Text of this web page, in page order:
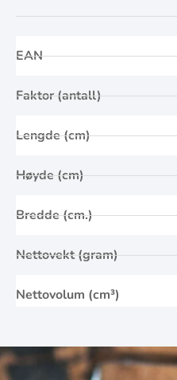
EAN
Faktor (antall)
Lengde (cm)
Høyde (cm)
Bredde (cm.)
Nettovekt (gram)
Nettovolum (cm³)